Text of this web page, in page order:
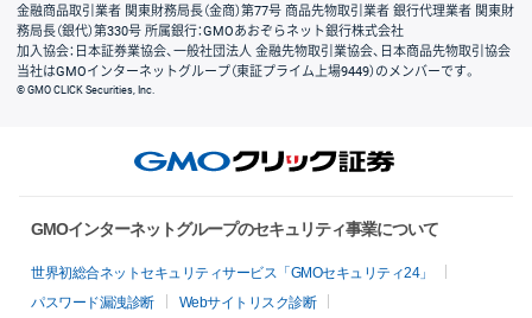
金融商品取引業者 関東財務局長（金商）第77号 商品先物取引業者 銀行代理業者 関東財
務局長（銀代）第330号 所属銀行：GMOあおぞらネット銀行株式会社
加入協会：日本証券業協会、一般社団法人 金融先物取引業協会、日本商品先物取引協会
当社はGMOインターネットグループ（東証プライム上場9449）のメンバーです。
© GMO CLICK Securities, Inc.
GMOインターネットグループのセキュリティ事業について
世界初総合ネットセキュリティサービス「GMOセキュリティ24」
パスワード漏洩診断
Webサイトリスク診断